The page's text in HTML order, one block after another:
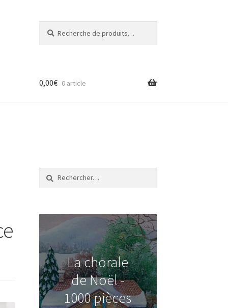
pour :
0,00€ 0 article
Rechercher :
La chorale
de Noël -
1000 pièces